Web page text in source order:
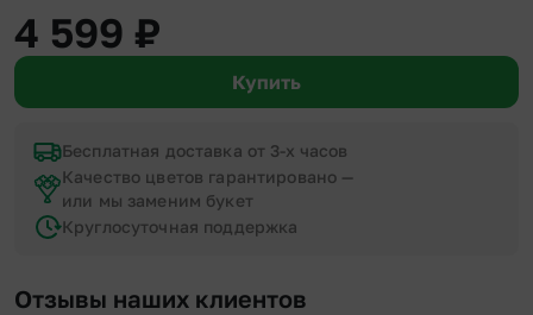
4 599 ₽
Купить
Бесплатная доставка от 3-х часов
Качество цветов гарантировано —
или мы заменим букет
Круглосуточная поддержка
Отзывы наших клиентов